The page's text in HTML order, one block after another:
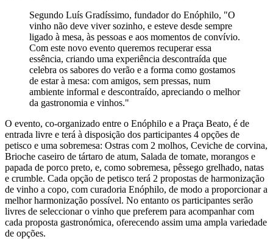
Segundo Luís Gradíssimo, fundador do Enóphilo, "O
vinho não deve viver sozinho, e esteve desde sempre
ligado à mesa, às pessoas e aos momentos de convívio.
Com este novo evento queremos recuperar essa
essência, criando uma experiência descontraída que
celebra os sabores do verão e a forma como gostamos
de estar à mesa: com amigos, sem pressas, num
ambiente informal e descontraído, apreciando o melhor
da gastronomia e vinhos."
O evento, co-organizado entre o Enóphilo e a Praça Beato, é de
entrada livre e terá à disposição dos participantes 4 opções de
petisco e uma sobremesa: Ostras com 2 molhos, Ceviche de corvina,
Brioche caseiro de tártaro de atum, Salada de tomate, morangos e
papada de porco preto, e, como sobremesa, pêssego grelhado, natas
e crumble. Cada opção de petisco terá 2 propostas de harmonização
de vinho a copo, com curadoria Enóphilo, de modo a proporcionar a
melhor harmonização possível. No entanto os participantes serão
livres de seleccionar o vinho que preferem para acompanhar com
cada proposta gastronómica, oferecendo assim uma ampla variedade
de opções.